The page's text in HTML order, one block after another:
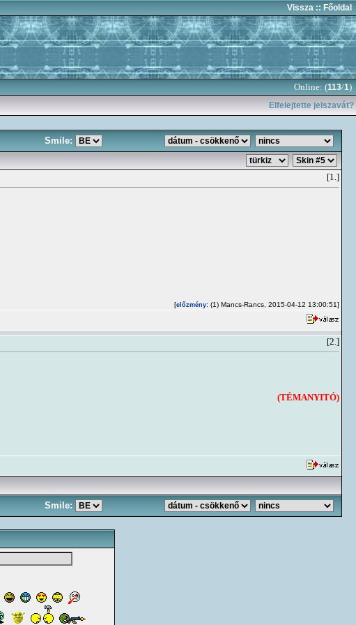
Vissza :: Főoldal
Online: (113/1)
Elfelejtette jelszavát?
Smile:
[1.]
[előzmény: (1) Mancs-Rancs, 2015-04-12 13:00:51]
[2.]
(TÉMANYITÓ)
Smile: